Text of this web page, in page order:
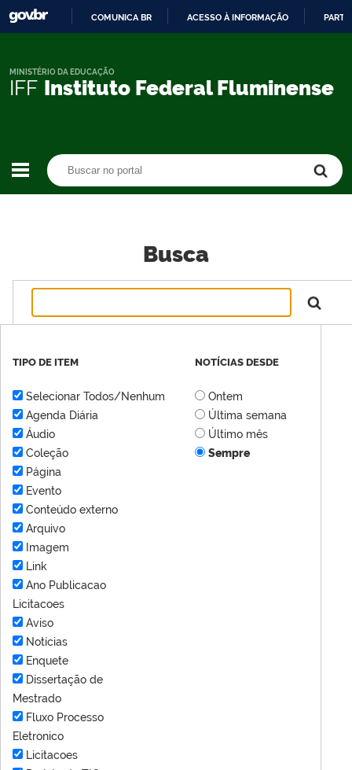
CONTEÚDO
COMUNICA BR ACESSO À INFORMAÇÃO
IFF Instituto Federal Fluminense
MINISTÉRIO DA EDUCAÇÃO
Busca
TIPO DE ITEM
Selecionar Todos/Nenhum
Agenda Diária
Áudio
Coleção
Página
Evento
Conteúdo externo
Arquivo
Imagem
Link
Ano Publicacao
Licitacoes
Aviso
Notícias
Enquete
Dissertação de
Mestrado
Fluxo Processo
Eletronico
Licitacoes
NOTÍCIAS DESDE
Ontem
Última semana
Último mês
Sempre